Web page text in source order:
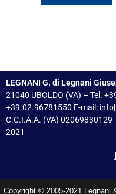
LEGNANI G. di Legnani
21040 UBOLDO (VA) – Tel.
+39.02.96781550 E-mail:
C.C.I.A.A. (VA)
2021
Copyright © 2005-2021 Legnani